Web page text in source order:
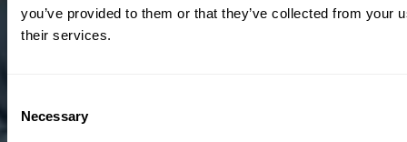
you’ve provided to them or that they’ve collected from your
their services.
Selection
Necessary